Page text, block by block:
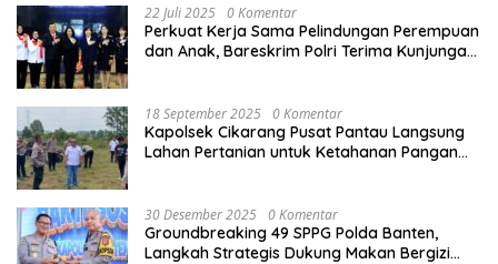
22 Juli 2025 0 Komentar
Perkuat Kerja Sama Pelindungan Perempuan
dan Anak, Bareskrim Polri Terima Kunjungan
18 September 2025 0 Komentar
Kapolsek Cikarang Pusat Pantau Langsung
Lahan Pertanian untuk Ketahanan Pangan
30 Desember 2025 0 Komentar
Groundbreaking 49 SPPG Polda Banten,
Langkah Strategis Dukung Makan Bergizi